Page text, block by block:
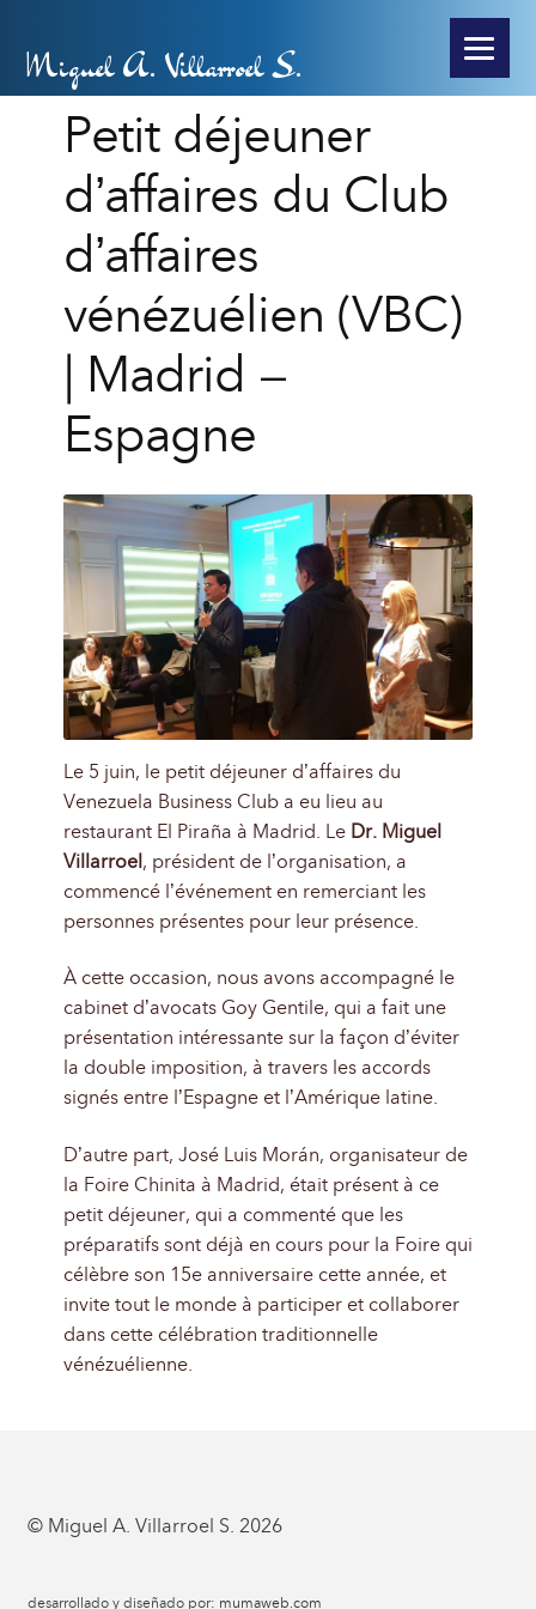
Miguel A. Villarroel S.
Petit déjeuner
d’affaires du Club
d’affaires
vénézuélien (VBC)
| Madrid –
Espagne
Le 5 juin, le petit déjeuner d’affaires du
Venezuela Business Club a eu lieu au
restaurant El Piraña à Madrid. Le Dr. Miguel
Villarroel , président de l’organisation, a
commencé l’événement en remerciant les
personnes présentes pour leur présence.
À cette occasion, nous avons accompagné le
cabinet d’avocats Goy Gentile, qui a fait une
présentation intéressante sur la façon d’éviter
la double imposition, à travers les accords
signés entre l’Espagne et l’Amérique latine.
D’autre part, José Luis Morán, organisateur de
la Foire Chinita à Madrid, était présent à ce
petit déjeuner, qui a commenté que les
préparatifs sont déjà en cours pour la Foire qui
célèbre son 15e anniversaire cette année, et
invite tout le monde à participer et collaborer
dans cette célébration traditionnelle
vénézuélienne.
© Miguel A. Villarroel S. 2026
desarrollado y diseñado por: mumaweb.com